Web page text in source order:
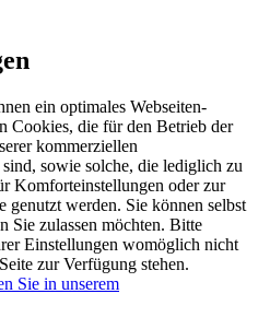
ein optimales Webseiten-
Cookies, die für den Betrieb der
kommerziellen
sowie solche, die lediglich zu
Komforteinstellungen oder zur
genutzt werden. Sie können selbst
Sie zulassen möchten. Bitte
Einstellungen womöglich nicht
zur Verfügung stehen.
Sie in unserem